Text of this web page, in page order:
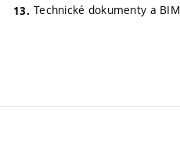
Technické dokumenty a BIM